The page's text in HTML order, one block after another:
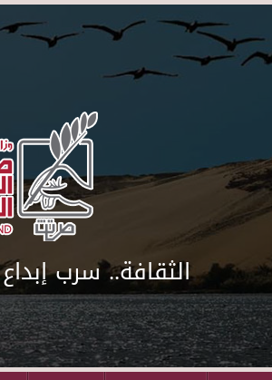
الثقافة.. سرب